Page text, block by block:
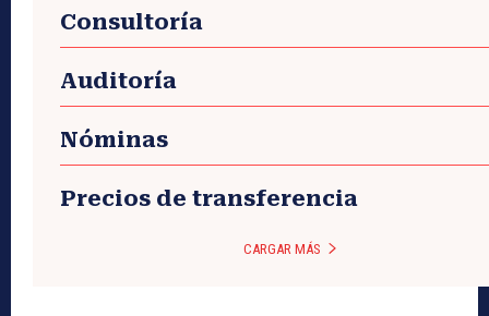
Consultoría
Auditoría
Nóminas
Precios de transferencia
CARGAR MÁS